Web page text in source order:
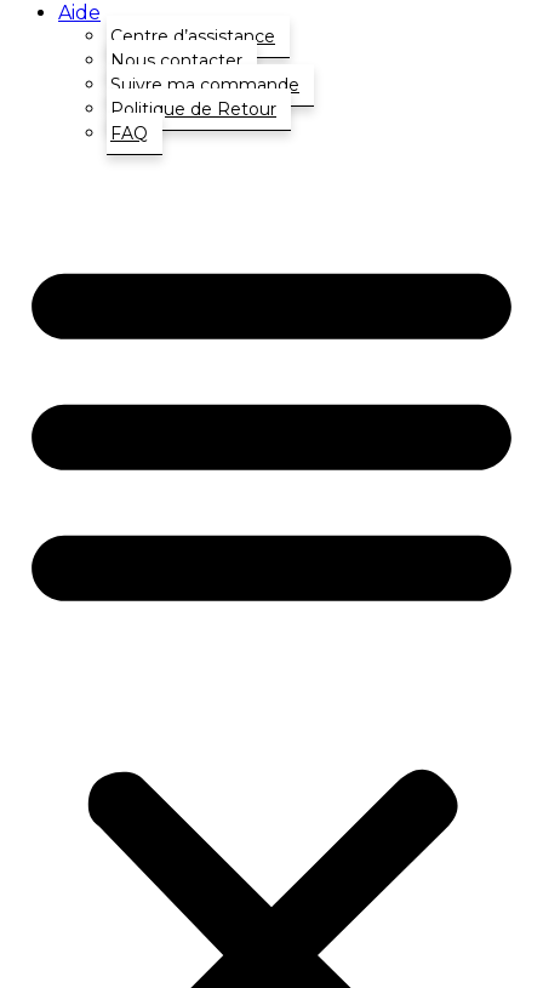
Aide
Centre d’assistance
Nous contacter
Suivre ma commande
Politique de Retour
FAQ